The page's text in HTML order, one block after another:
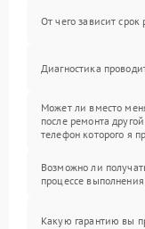
От чего зависит
Диагностика
Может ли вместо
после ремонта
телефон которого я
Возможно ли
процессе
Какую гарантию вы